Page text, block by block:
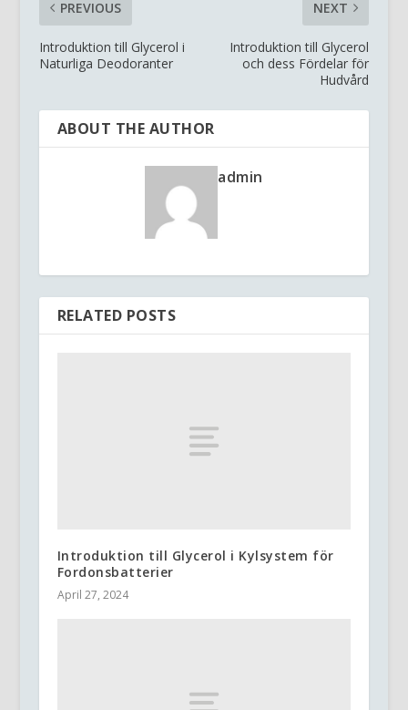
PREVIOUS
Introduktion till Glycerol i
Naturliga Deodoranter
NEXT
Introduktion till Glycerol
och dess Fördelar för
Hudvård
ABOUT THE AUTHOR
admin
RELATED POSTS
Introduktion till Glycerol i Kylsystem för
Fordonsbatterier
April 27, 2024